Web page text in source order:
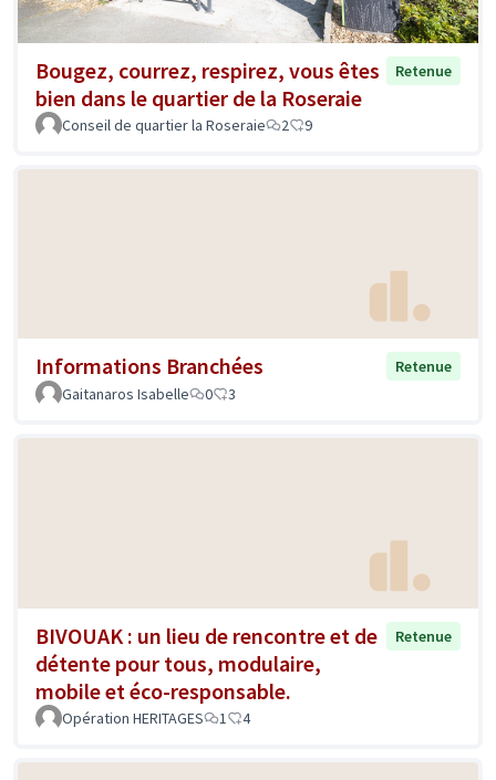
Bougez, courrez, respirez, vous êtes
bien dans le quartier de la Roseraie
Retenue
Conseil de quartier la Roseraie 2 9
Informations Branchées
Retenue
Gaitanaros Isabelle
0 3
BIVOUAK : un lieu de rencontre et de
détente pour tous, modulaire,
mobile et éco-responsable.
Retenue
Opération HERITAGES 1 4